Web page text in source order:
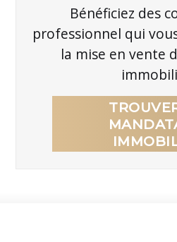
Bénéficiez des
professionnel qui
la mise en vente